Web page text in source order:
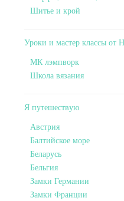
Шитье и крой
Уроки и мастер классы от
МК лэмпворк
Школа вязания
Я путешествую
Австрия
Балтийское море
Беларусь
Бельгия
Замки Германии
Замки Франции